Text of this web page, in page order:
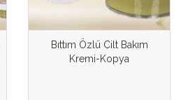
Bıttım Özlü Cilt Bakım
Kremi-Kopya